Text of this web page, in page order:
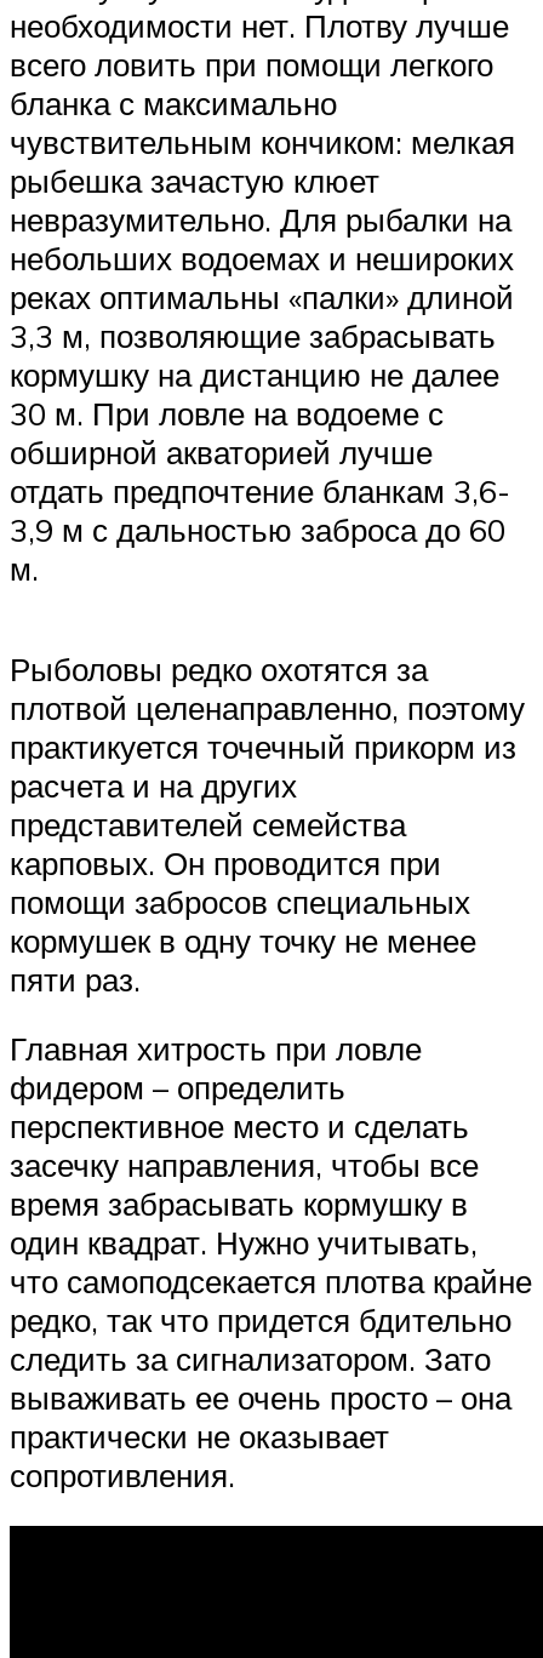
необходимости нет. Плотву лучше
всего ловить при помощи легкого
бланка с максимально
чувствительным кончиком: мелкая
рыбешка зачастую клюет
невразумительно. Для рыбалки на
небольших водоемах и нешироких
реках оптимальны «палки» длиной
3,3 м, позволяющие забрасывать
кормушку на дистанцию не далее
30 м. При ловле на водоеме с
обширной акваторией лучше
отдать предпочтение бланкам 3,6-
3,9 м с дальностью заброса до 60
м.
Рыболовы редко охотятся за
плотвой целенаправленно, поэтому
практикуется точечный прикорм из
расчета и на других
представителей семейства
карповых. Он проводится при
помощи забросов специальных
кормушек в одну точку не менее
пяти раз.
Главная хитрость при ловле
фидером – определить
перспективное место и сделать
засечку направления, чтобы все
время забрасывать кормушку в
один квадрат. Нужно учитывать,
что самоподсекается плотва крайне
редко, так что придется бдительно
следить за сигнализатором. Зато
вываживать ее очень просто – она
практически не оказывает
сопротивления.